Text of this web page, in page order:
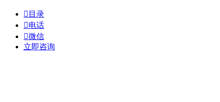
 目录
电话
微信
立即咨询